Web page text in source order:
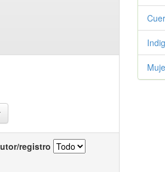
registro